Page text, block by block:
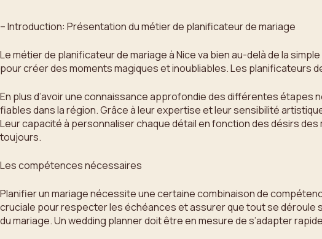
– Introduction: Présentation du métier de planificateur de mariage
Le métier de planificateur de mariage à Nice va bien au-delà de la
pour créer des moments magiques et inoubliables. Les planificateurs
En plus d’avoir une connaissance approfondie des différentes
fiables dans la région. Grâce à leur expertise et leur sensibilité
Leur capacité à personnaliser chaque détail en fonction des désirs
toujours.
Les compétences nécessaires
Planifier un mariage nécessite une certaine combinaison de
cruciale pour respecter les échéances et assurer que tout se déroule
du mariage. Un wedding planner doit être en mesure de s’adapter